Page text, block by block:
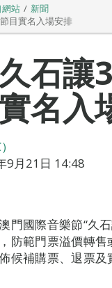
站
新聞
目實名入場安排
石讓
名入
9月21日 14:48
門國際音樂節“久
防範門票溢價轉
候補購票、退票及